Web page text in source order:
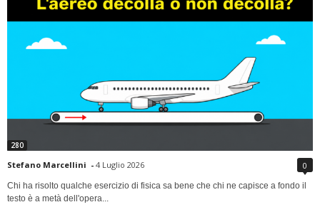
280
Stefano Marcellini - 4 Luglio 2026 0
Chi ha risolto qualche esercizio di fisica sa bene che chi ne capisce a fondo il
testo è a metà dell'opera...